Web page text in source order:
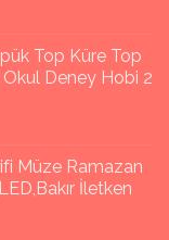
Top Küre Top
Deney Hobi 2
Müze Ramazan
İletken